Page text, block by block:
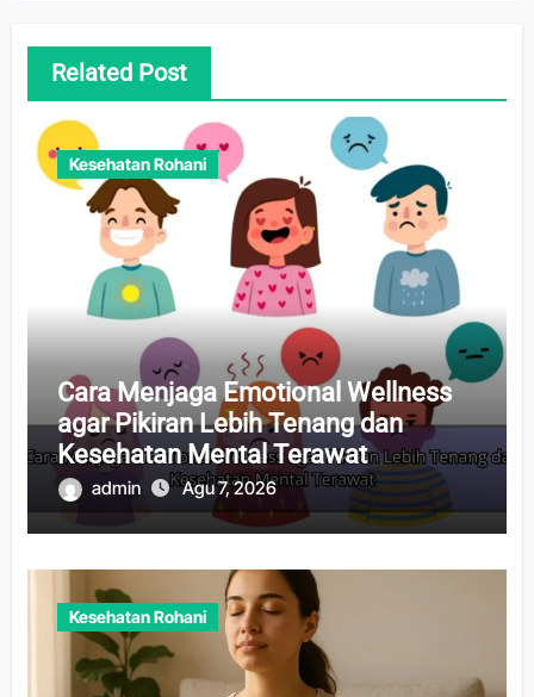
Related Post
Kesehatan Rohani
Cara Menjaga Emotional Wellness
agar Pikiran Lebih Tenang dan
Kesehatan Mental Terawat
admin Agu 7, 2026
Kesehatan Rohani